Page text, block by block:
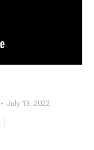
July 13, 2022